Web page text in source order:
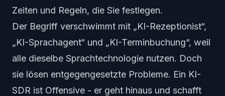
Zeiten und Regeln, die Sie festlegen.
Der Begriff verschwimmt mit „KI-Rezeptionist“,
„KI-Sprachagent“ und „KI-Terminbuchung“, weil
alle dieselbe Sprachtechnologie nutzen. Doch
sie lösen entgegengesetzte Probleme. Ein KI-
SDR ist Offensive - er geht hinaus und schafft